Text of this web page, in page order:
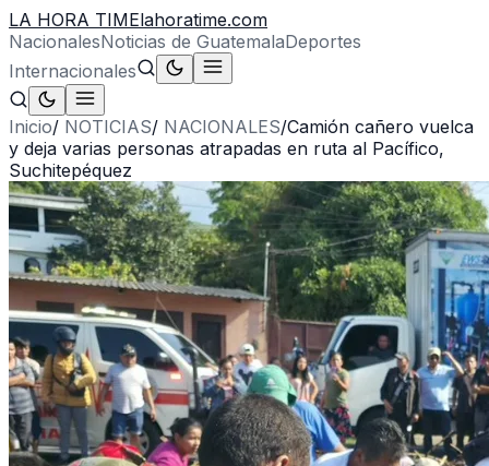
LA HORA TIMElahoratime.com
NacionalesNoticias de GuatemalaDeportes
Internacionales
Inicio/ NOTICIAS/ NACIONALES/Camión cañero vuelca
y deja varias personas atrapadas en ruta al Pacífico,
Suchitepéquez